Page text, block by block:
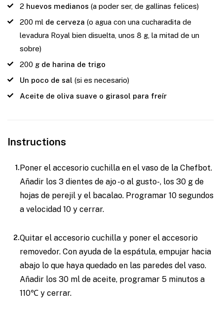
2 huevos medianos (a poder ser, de gallinas felices)
200 ml de cerveza (o agua con una cucharadita de
levadura Royal bien disuelta, unos 8 g, la mitad de un
sobre)
200 g de harina de trigo
Un poco de sal (si es necesario)
Aceite de oliva suave o girasol para freír
Instructions
Poner el accesorio cuchilla en el vaso de la Chefbot.
Añadir los 3 dientes de ajo -o al gusto-, los 30 g de
hojas de perejil y el bacalao. Programar 10 segundos
a velocidad 10 y cerrar.
Quitar el accesorio cuchilla y poner el accesorio
removedor. Con ayuda de la espátula, empujar hacia
abajo lo que haya quedado en las paredes del vaso.
Añadir los 30 ml de aceite, programar 5 minutos a
110℃ y cerrar.